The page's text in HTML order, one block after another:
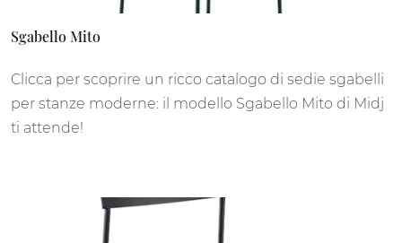
Sgabello Mito
Clicca per scoprire un ricco catalogo di sedie sgabelli
per stanze moderne: il modello Sgabello Mito di Midj
ti attende!